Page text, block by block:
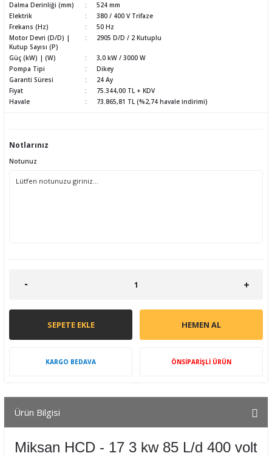
Dalma Derinliği (mm)
524 mm
Elektrik
380 / 400 V Trifaze
Frekans (Hz)
50 Hz
Motor Devri (D/D) |
Kutup Sayısı (P)
2905 D/D / 2 Kutuplu
Güç (kW) | (W)
3,0 kW / 3000 W
Pompa Tipi
Dikey
Garanti Süresi
24 Ay
Fiyat
75.344,00 TL + KDV
Havale
73.865,81 TL (%2,74 havale indirimi)
Notlarınız
Notunuz
SEPETE EKLE HEMEN AL
KARGO BEDAVA ÖNSİPARİŞLİ ÜRÜN
Ürün Bilgisi
Miksan HCD - 17 3 kw 85 L/d 400 volt